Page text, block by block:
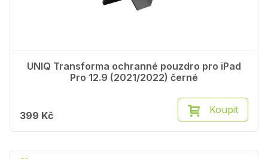
UNIQ Transforma ochranné pouzdro pro iPad
Pro 12.9 (2021/2022) černé
399 Kč Koupit